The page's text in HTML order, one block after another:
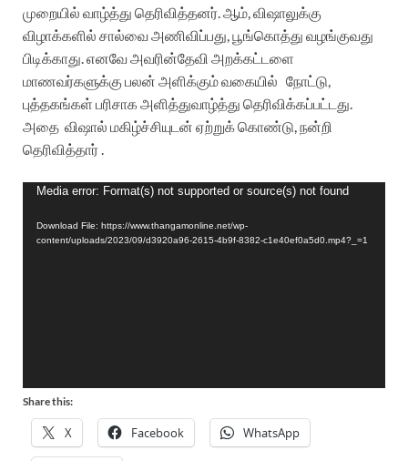
முறையில் வாழ்த்து தெரிவித்தனர்.ஆம்,விஷாலுக்கு
விழாக்களில் சால்வை அணிவிப்பது,பூங்கொத்து வழங்குவது
பிடிக்காது.எனவே அவரின்தேவி அறக்கட்டளை
மாணவர்களுக்கு பலன் அளிக்கும்வகையில் நோட்டு,
புத்தகங்கள் பரிசாகஅளித்துவாழ்த்து தெரிவிக்கப்பட்டது.
அதை விஷால் மகிழ்ச்சியுடன் ஏற்றுக்கொண்டு,நன்றி
தெரிவித்தார்.
Video
Media error: Format(s) not supported or source(s) not found
Download File: https://www.thangamonline.net/wp-
content/uploads/2023/09/d3920a96-2615-4b9f-8382-c1e40ef0a5d0.mp4?_=1
Share this:
X Facebook WhatsApp